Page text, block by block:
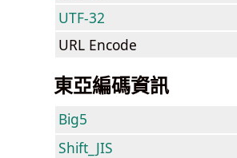
UTF-32
URL Encode
東亞編碼資訊
Big5
Shift_JIS